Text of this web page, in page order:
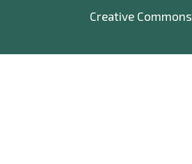
Creative Commons